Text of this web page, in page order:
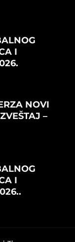
I
NOVI
–
I